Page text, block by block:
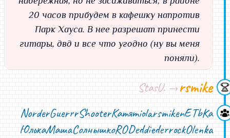
20 часов прибудем в кафешку напротив
Парк Хауса. В нее разрешат принести
гитары, двд и все что угодно (ну вы меня
поняли).
StasU. rsmike
nETbKa
rsmike
miola
Катя
Shooter
Guerrr
Norder
Olenka
derrock
eddie
ROD
Солнышко
Маша
Юлька